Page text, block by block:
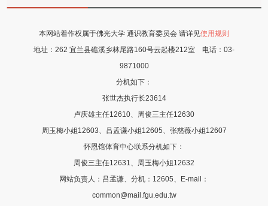
本网站着作权属于佛光大学 通识教育委员会 请详见使用规则
地址： 262 宜兰县礁溪乡林尾路160号云起楼212室 电话： 03-
9871000
分机如下：
张世杰执行长23614
卢庆雄主任12610、周俊三主任12630
周玉梅小姐12603、吕孟谦小姐12605、张慈薇小姐12607
怀恩馆体育中心联系分机如下：
周俊三主任12631、周玉梅小姐12632
网站负责人：吕孟谦、分机：12605、E-mail：
common@mail.fgu.edu.tw